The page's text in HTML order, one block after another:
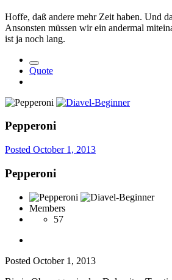
Hoffe, daß andere mehr Zeit haben. Und
Ansonsten müssen wir ein andermal
ist ja noch lang.
Quote
Pepperoni
Posted October 1, 2013
Pepperoni
Members
57
Posted October 1, 2013